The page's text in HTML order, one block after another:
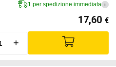
1 per spedizione immediata i
17,60 €
+